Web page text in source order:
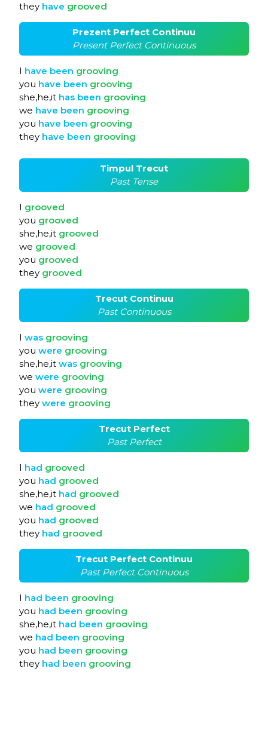
they have grooved
Prezent Perfect Continuu
Present Perfect Continuous
I have been grooving
you have been grooving
she,he,it has been grooving
we have been grooving
you have been grooving
they have been grooving
Timpul Trecut
Past Tense
I grooved
you grooved
she,he,it grooved
we grooved
you grooved
they grooved
Trecut Continuu
Past Continuous
I was grooving
you were grooving
she,he,it was grooving
we were grooving
you were grooving
they were grooving
Trecut Perfect
Past Perfect
I had grooved
you had grooved
she,he,it had grooved
we had grooved
you had grooved
they had grooved
Trecut Perfect Continuu
Past Perfect Continuous
I had been grooving
you had been grooving
she,he,it had been grooving
we had been grooving
you had been grooving
they had been grooving